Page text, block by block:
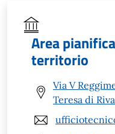
Area
territorio
Via V
Teresa di